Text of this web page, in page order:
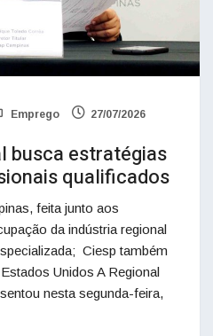
Emprego 27/07/2026
busca estratégias
qualificados
feita junto aos
da indústria regional
Ciesp também
Unidos A Regional
nesta segunda-feira,